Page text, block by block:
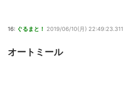
16: ぐるまと！ 2019/06/10(月) 22:49:23.311
オートミール